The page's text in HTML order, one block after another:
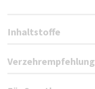
Inhaltstoffe
Verzehrempfehlung